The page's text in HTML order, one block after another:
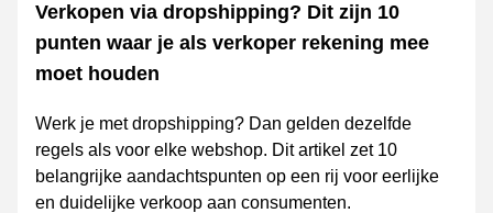
Verkopen via dropshipping? Dit zijn 10
punten waar je als verkoper rekening mee
moet houden
Werk je met dropshipping? Dan gelden dezelfde
regels als voor elke webshop. Dit artikel zet 10
belangrijke aandachtspunten op een rij voor eerlijke
en duidelijke verkoop aan consumenten.